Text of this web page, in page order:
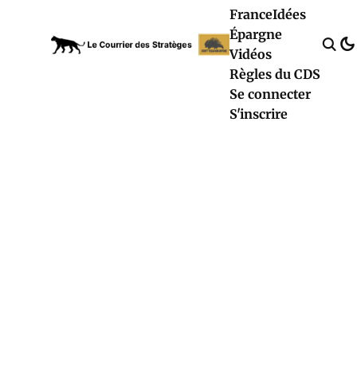
FranceIdées
Épargne
Vidéos
Règles du CDS
Se connecter
S'inscrire